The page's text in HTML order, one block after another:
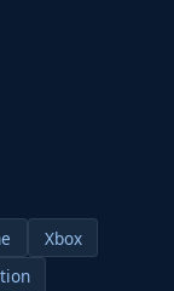
Xbox